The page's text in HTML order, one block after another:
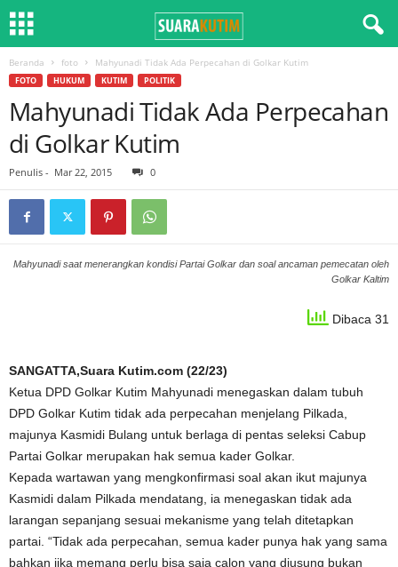
Beranda foto Mahyunadi Tidak Ada Perpecahan di Golkar Kutim
FOTO HUKUM KUTIM POLITIK
Mahyunadi Tidak Ada Perpecahan
di Golkar Kutim
Penulis - Mar 22, 2015 0
Mahyunadi saat menerangkan kondisi Partai Golkar dan soal ancaman pemecatan oleh
Golkar Kaltim
Dibaca 31
SANGATTA,Suara Kutim.com (22/23)
Ketua DPD Golkar Kutim Mahyunadi menegaskan dalam tubuh
DPD Golkar Kutim tidak ada perpecahan menjelang Pilkada,
majunya Kasmidi Bulang untuk berlaga di pentas seleksi Cabup
Partai Golkar merupakan hak semua kader Golkar.
Kepada wartawan yang mengkonfirmasi soal akan ikut majunya
Kasmidi dalam Pilkada mendatang, ia menegaskan tidak ada
larangan sepanjang sesuai mekanisme yang telah ditetapkan
partai. “Tidak ada perpecahan, semua kader punya hak yang sama
bahkan jika memang perlu bisa saja calon yang diusung bukan